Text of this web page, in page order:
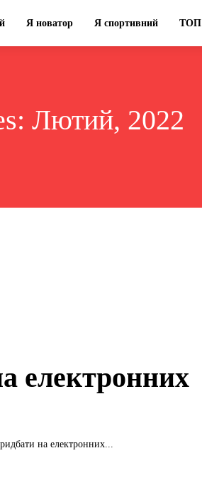
Я новатор Я спортивний ТОП
Лютий, 2022
електронних
на електронних...